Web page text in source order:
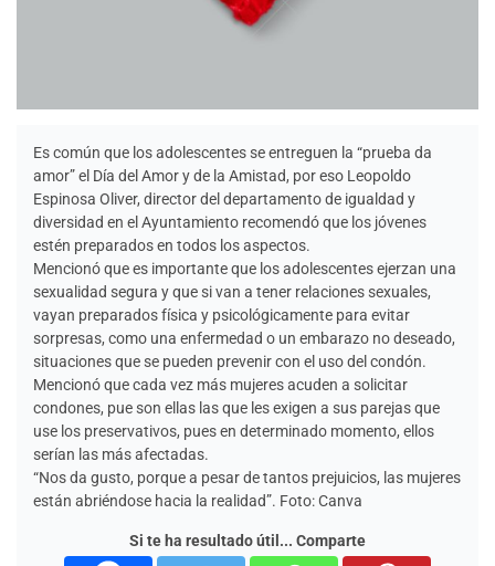
Es común que los adolescentes se entreguen la “prueba da
amor” el Día del Amor y de la Amistad, por eso Leopoldo
Espinosa Oliver, director del departamento de igualdad y
diversidad en el Ayuntamiento recomendó que los jóvenes
estén preparados en todos los aspectos.
Mencionó que es importante que los adolescentes ejerzan una
sexualidad segura y que si van a tener relaciones sexuales,
vayan preparados física y psicológicamente para evitar
sorpresas, como una enfermedad o un embarazo no deseado,
situaciones que se pueden prevenir con el uso del condón.
Mencionó que cada vez más mujeres acuden a solicitar
condones, pue son ellas las que les exigen a sus parejas que
use los preservativos, pues en determinado momento, ellos
serían las más afectadas.
“Nos da gusto, porque a pesar de tantos prejuicios, las mujeres
están abriéndose hacia la realidad”. Foto: Canva
Si te ha resultado útil... Comparte